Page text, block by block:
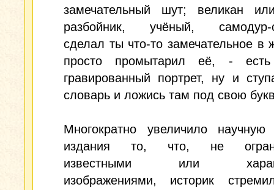
замечательный шут; великан
разбойник, учёный, самодур-
сделал ты что-то замечательное в
просто промытарил её, -
гравированный портрет, ну и
словарь и ложись там под свою
Многократно увеличило научную
издания то, что, не
известными или
изображениями, историк